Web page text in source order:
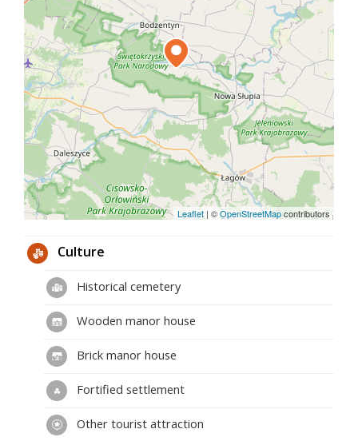
Leaflet | ©OpenStreetMapcontributors
Culture
Historical cemetery
Wooden manor house
Brick manor house
Fortified settlement
Other tourist attraction